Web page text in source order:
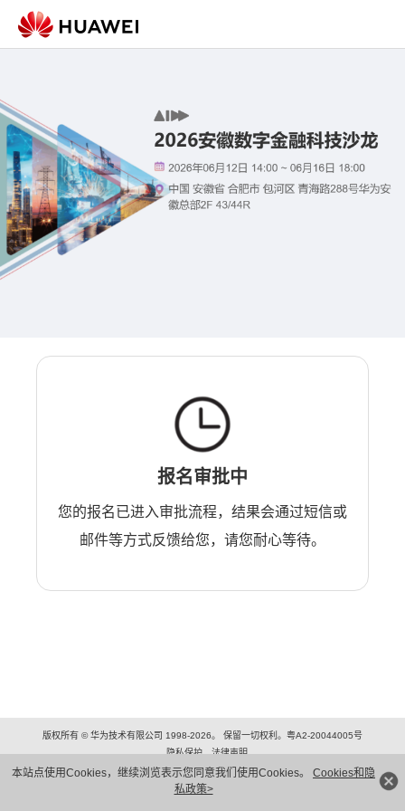
本站点使用Cookies，继续浏览表示您同意我们使用Cookies。 Cookies和隐
私政策>
报名审批中
您的报名已进入审批流程，结果会通过短信或
邮件等方式反馈给您，请您耐心等待。
版权所有 © 华为技术有限公司 1998-2026。 保留一切权利。粤A2-20044005号
隐私保护
法律声明